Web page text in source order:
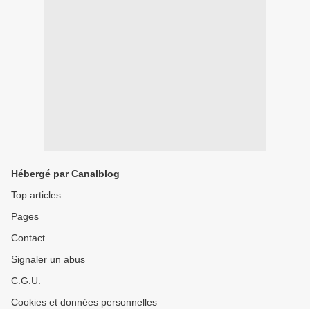
Hébergé par Canalblog
Top articles
Pages
Contact
Signaler un abus
C.G.U.
Cookies et données personnelles